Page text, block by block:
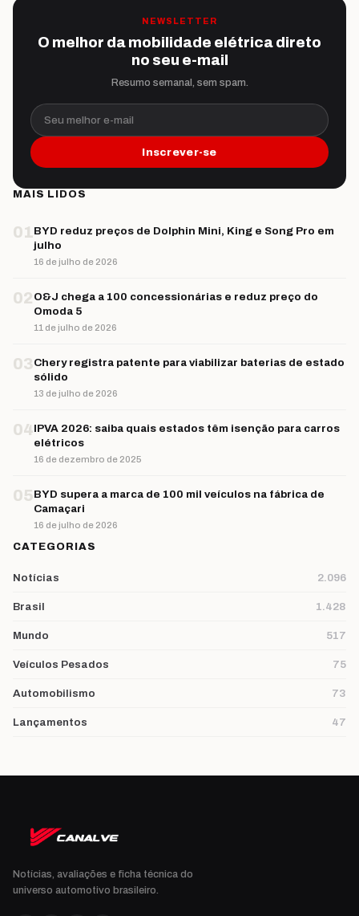
NEWSLETTER
O melhor da mobilidade elétrica direto
no seu e-mail
Resumo semanal, sem spam.
Seu melhor e-mail
Inscrever-se
MAIS LIDOS
01BYD reduz preços de Dolphin Mini, King e Song Pro em
julho
16 de julho de 2026
02 O&J chega a 100 concessionárias e reduz preço do
Omoda 5
11 de julho de 2026
03Chery registra patente para viabilizar baterias de estado
sólido
13 de julho de 2026
04IPVA 2026: saiba quais estados têm isenção para carros
elétricos
16 de dezembro de 2025
05BYD supera a marca de 100 mil veículos na fábrica de
Camaçari
16 de julho de 2026
CATEGORIAS
Notícias 2.096
Brasil 1.428
Mundo 517
Veículos Pesados 75
Automobilismo 73
Lançamentos 47
Notícias, avaliações e ficha técnica do
universo automotivo brasileiro.